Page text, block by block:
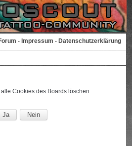
- Impressum - Datenschutzerklärung
Cookies des Boards löschen